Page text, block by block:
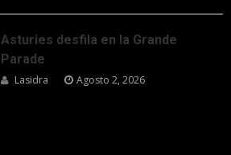
Asturies desfila en la Grande
Parade
Lasidra Agosto 2, 2026